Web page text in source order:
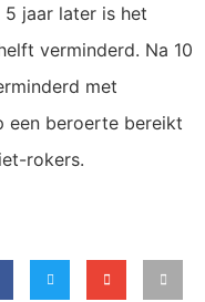
jaar later is het
verminderd. Na 10
met
een beroerte bereikt
rokers.